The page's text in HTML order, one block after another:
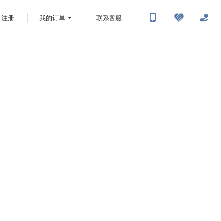
注册 我的订单 联系客服